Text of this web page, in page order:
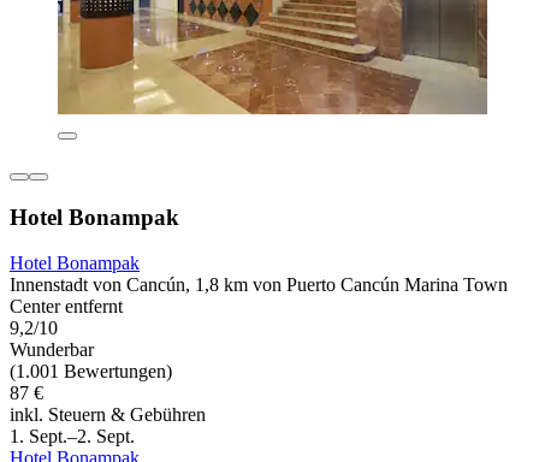
Hotel Bonampak
Hotel Bonampak
Innenstadt von Cancún, 1,8 km von Puerto Cancún Marina Town
Center entfernt
9,2/10
Wunderbar
(1.001 Bewertungen)
87 €
inkl. Steuern & Gebühren
1. Sept.–2. Sept.